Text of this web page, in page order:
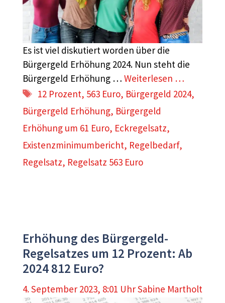
Es ist viel diskutiert worden über die
Bürgergeld Erhöhung 2024. Nun steht die
Bürgergeld Erhöhung … Weiterlesen …
Schlagwörter
12 Prozent, 563 Euro, Bürgergeld 2024,
Bürgergeld Erhöhung, Bürgergeld
Erhöhung um 61 Euro, Eckregelsatz,
Existenzminimumbericht, Regelbedarf,
Regelsatz, Regelsatz 563 Euro
Erhöhung des Bürgergeld-
Regelsatzes um 12 Prozent: Ab
2024 812 Euro?
4. September 2023, 8:01 UhrSabine Martholt